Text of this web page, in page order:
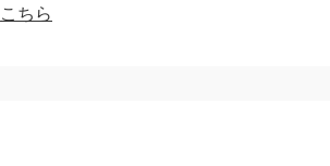
こちら